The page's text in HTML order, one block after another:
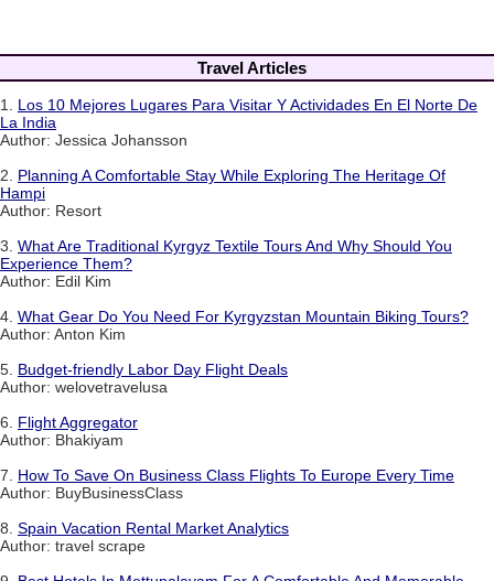
Travel Articles
1. Los 10 Mejores Lugares Para Visitar Y Actividades En El Norte De
La India
Author: Jessica Johansson
2. Planning A Comfortable Stay While Exploring The Heritage Of
Hampi
Author: Resort
3. What Are Traditional Kyrgyz Textile Tours And Why Should You
Experience Them?
Author: Edil Kim
4. What Gear Do You Need For Kyrgyzstan Mountain Biking Tours?
Author: Anton Kim
5. Budget-friendly Labor Day Flight Deals
Author: welovetravelusa
6. Flight Aggregator
Author: Bhakiyam
7. How To Save On Business Class Flights To Europe Every Time
Author: BuyBusinessClass
8. Spain Vacation Rental Market Analytics
Author: travel scrape